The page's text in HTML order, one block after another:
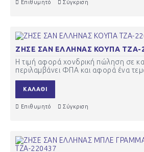
Επιθυμητό Σύγκριση
ΖΗΣΕ ΣΑΝ ΕΛΛΗΝΑΣ ΚΟΥΠΑ ΤΖΑ-
Η τιμή αφορά χονδρική πώληση σε
περιλαμβάνει ΦΠΑ και αφορά ένα
ΚΑΛΆΘΙ
Επιθυμητό Σύγκριση